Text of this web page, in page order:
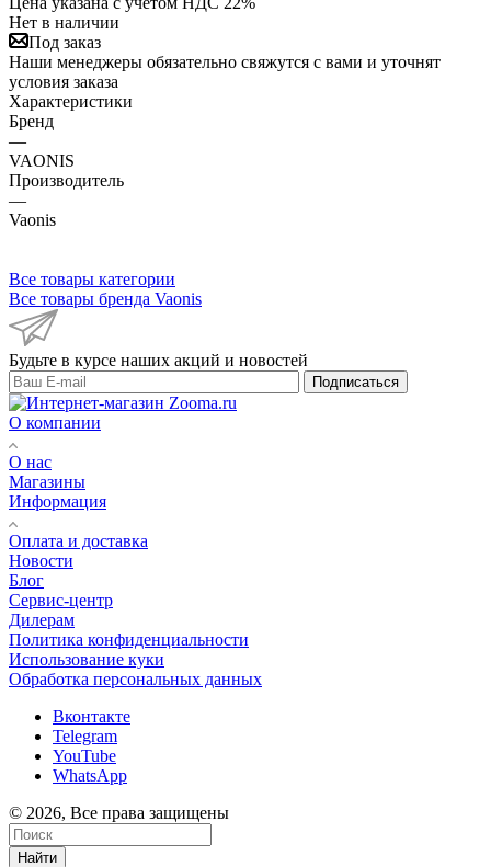
Нет в наличии
Под заказ
Наши менеджеры обязательно свяжутся с вами и уточнят
условия заказа
Характеристики
Бренд
—
VAONIS
Производитель
—
Vaonis
Все товары категории
Все товары бренда Vaonis
Будьте в курсе наших акций и новостей
Подписаться
О компании
О нас
Магазины
Информация
Оплата и доставка
Новости
Блог
Сервис-центр
Дилерам
Политика конфиденциальности
Использование куки
Обработка персональных данных
Вконтакте
Telegram
YouTube
WhatsApp
© 2026, Все права защищены
Найти